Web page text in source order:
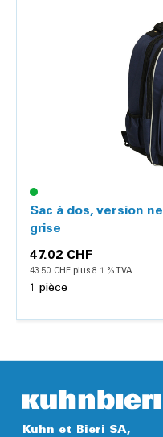
Sac à dos, version
grise
47.02 CHF
43.50 CHF plus 8.1 % TVA
1 pièce
Kuhn et Bieri SA,